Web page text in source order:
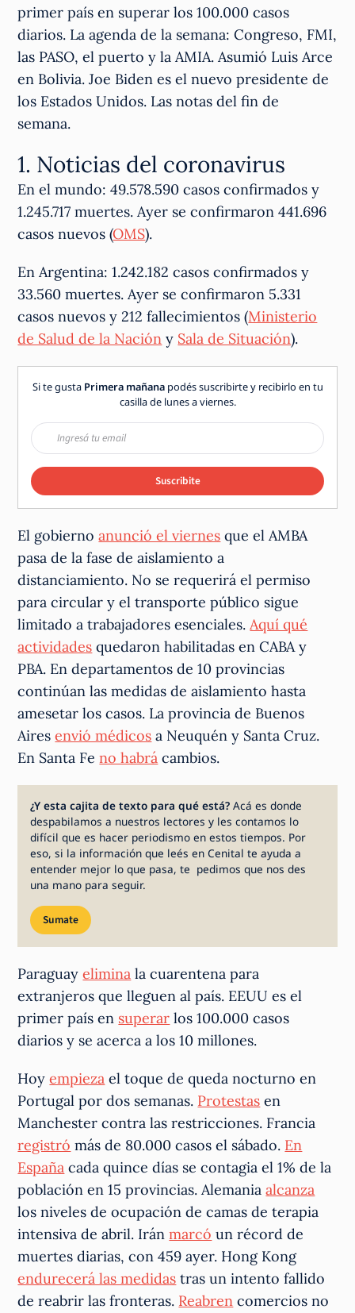
primer país en superar los 100.000 casos
diarios. La agenda de la semana: Congreso, FMI,
las PASO, el puerto y la AMIA. Asumió Luis Arce
en Bolivia. Joe Biden es el nuevo presidente de
los Estados Unidos. Las notas del fin de
semana.
1. Noticias del coronavirus
En el mundo: 49.578.590 casos confirmados y
1.245.717 muertes. Ayer se confirmaron 441.696
casos nuevos (OMS).
En Argentina: 1.242.182 casos confirmados y
33.560 muertes. Ayer se confirmaron 5.331
casos nuevos y 212 fallecimientos (Ministerio
de Salud de la Nación y Sala de Situación).
Si te gusta Primera mañanapodés suscribirte y recibirlo en tu
casilla de lunes a viernes.
Suscribite
El gobiernoanunció el viernes que el AMBA
pasa de la fase de aislamiento a
distanciamiento. No se requerirá el permiso
para circular y el transporte público sigue
limitado a trabajadores esenciales.Aquí qué
actividades quedaron habilitadas en CABA y
PBA. En departamentos de 10 provincias
continúan las medidas de aislamiento hasta
amesetar los casos. La provincia de Buenos
Airesenvió médicos a Neuquén y Santa Cruz.
En Santa Feno habrá cambios.
¿Y esta cajita de texto para qué está?Acá es donde
despabilamos a nuestros lectores y les contamos lo
difícil que es hacer periodismo en estos tiempos. Por
eso, si la información que leés en Cenital te ayuda a
entender mejor lo que pasa, te pedimos que nos des
una mano para seguir.
Sumate
Paraguayelimina la cuarentena para
extranjeros que lleguen al país. EEUU es el
primer país en superar los 100.000 casos
diarios y se acerca a los 10 millones.
Hoyempieza el toque de queda nocturno en
Portugal por dos semanas. Protestas en
Manchester contra las restricciones. Francia
registró más de 80.000 casos el sábado. En
España cada quince días se contagia el 1% de la
población en 15 provincias. Alemaniaalcanza
los niveles de ocupación de camas de terapia
intensiva de abril. Iránmarcó un récord de
muertes diarias, con 459 ayer. Hong Kong
endurecerá las medidas tras un intento fallido
de reabrir las fronteras. Reabren comercios no